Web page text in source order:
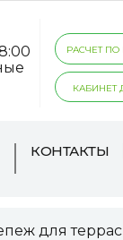
РАСЧЕТ ПО
КАБИНЕТ
КОНТАКТЫ
для террас